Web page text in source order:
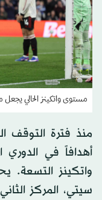
مستوى واتكينز الحالي
منذ فترة التوقف
أهدافاً في الدوري
واتكينز التسعة.